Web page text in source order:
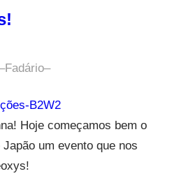
Fadário–
B2W2
Hoje começamos bem o
um evento que nos